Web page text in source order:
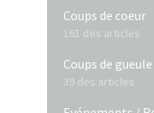
Coups de coeur
161 des articles
Coups de gueule
39 des articles